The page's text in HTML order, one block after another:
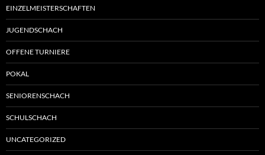
EINZELMEISTERSCHAFTEN
JUGENDSCHACH
OFFENE TURNIERE
POKAL
SENIORENSCHACH
SCHULSCHACH
UNCATEGORIZED